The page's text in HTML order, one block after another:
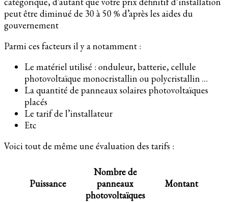
peut être diminué de 30 à 50 % d’après les aides du
gouvernement
Parmi ces facteurs il y a notamment :
Le matériel utilisé : onduleur, batterie, cellule
photovoltaïque monocristallin ou polycristallin …
La quantité de panneaux solaires photovoltaïques
placés
Le tarif de l’installateur
Etc
Voici tout de même une évaluation des tarifs :
Puissance
Nombre de
panneaux
photovoltaïques
Montant